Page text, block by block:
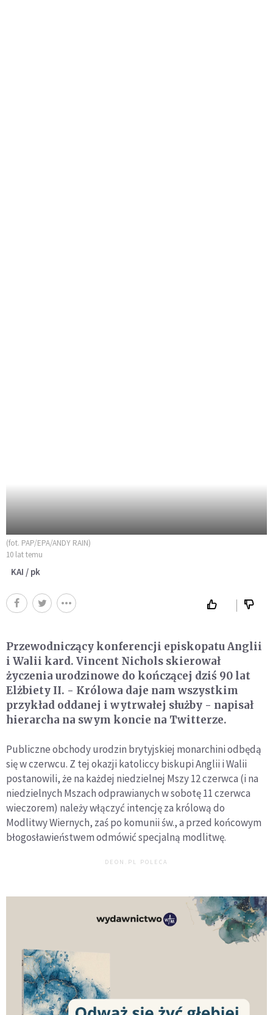
(fot. PAP/EPA/ANDY RAIN)
10 lat temu
KAI / pk
Przewodniczący konferencji episkopatu Anglii
i Walii kard. Vincent Nichols skierował
życzenia urodzinowe do kończącej dziś 90 lat
Elżbiety II. - Królowa daje nam wszystkim
przykład oddanej i wytrwałej służby - napisał
hierarcha na swym koncie na Twitterze.
Publiczne obchody urodzin brytyjskiej monarchini odbędą
się w czerwcu. Z tej okazji katoliccy biskupi Anglii i Walii
postanowili, że na każdej niedzielnej Mszy 12 czerwca (i na
niedzielnych Mszach odprawianych w sobotę 11 czerwca
wieczorem) należy włączyć intencję za królową do
Modlitwy Wiernych, zaś po komunii św., a przed końcowym
błogosławieństwem odmówić specjalną modlitwę.
DEON.PL POLECA